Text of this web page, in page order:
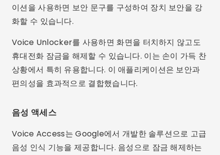
이션을 사용하면 보안 문구를 구성하여 장치 보안을 강
화할 수 있습니다.
Voice Unlocker를 사용하면 화면을 터치하지 않고도
휴대전화 잠금을 해제할 수 있습니다. 이는 손이 가득 찬
상황에서 특히 유용합니다. 이 애플리케이션은 보안과
편의성을 효과적으로 결합했습니다.
음성 액세스
Voice Access는 Google에서 개발한 솔루션으로 고급
음성 인식 기능을 제공합니다. 음성으로 잠금 해제하는